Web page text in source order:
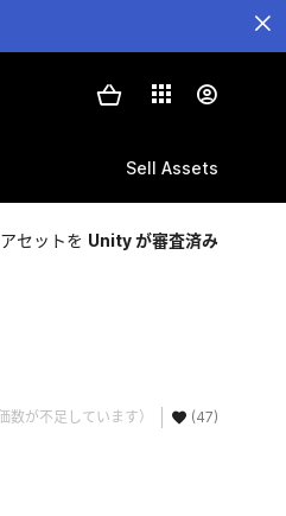
Sell Assets
セットを Unity が審査済み
数が不足しています） (47)